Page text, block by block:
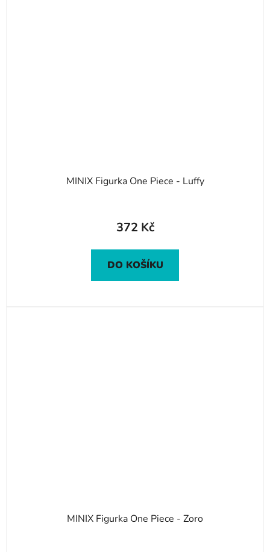
MINIX Figurka One Piece - Luffy
372 Kč
DO KOŠÍKU
MINIX Figurka One Piece - Zoro